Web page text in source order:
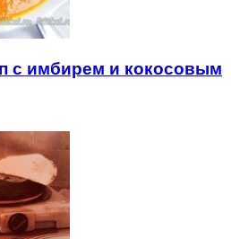
с имбирем и кокосовым